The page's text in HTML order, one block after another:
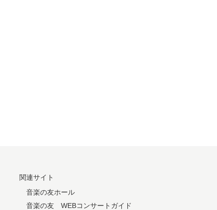
関連サイト
音楽の友ホール
音楽の友 WEBコンサートガイド